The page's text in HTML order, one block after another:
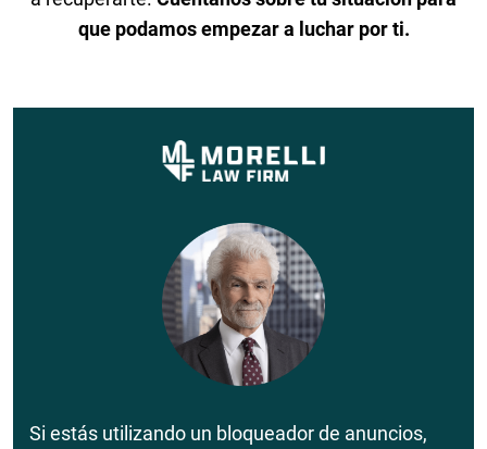
que podamos empezar a luchar por ti.
Si estás utilizando un bloqueador de anuncios,